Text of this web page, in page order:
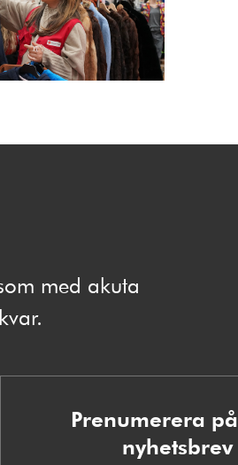
med akuta
Prenumerera
nyhetsbrev